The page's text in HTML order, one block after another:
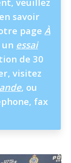
savoir
page À
essai
de 30
visitez
, ou
fax